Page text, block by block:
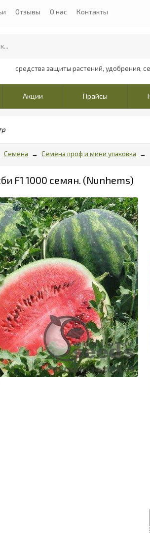
Отзывы О нас Контакты
средства защиты растений, удобрения,
Акции Прайсы
Семена Семена проф и мини упаковка
F1 1000 семян. (Nunhems)